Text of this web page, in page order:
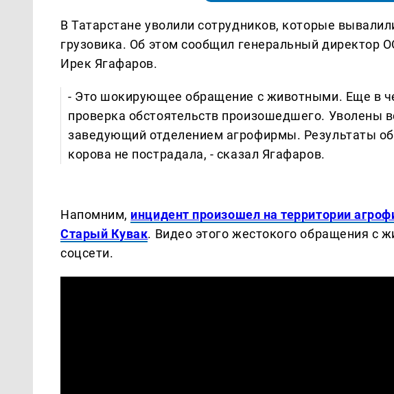
В Татарстане уволили сотрудников, которые
грузовика. Об этом сообщил генеральный директор
Ирек Ягафаров.
- Это шокирующее обращение с животными. Еще в
проверка обстоятельств произошедшего. Уволены
заведующий отделением агрофирмы. Результаты
корова не пострадала, - сказал Ягафаров.
Напомним, инцидент произошел на территории
Старый Кувак. Видео этого жестокого обращения с
соцсети.